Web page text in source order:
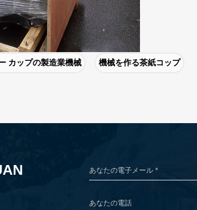
カップの製造業機械 機械を作る茶紙コップ